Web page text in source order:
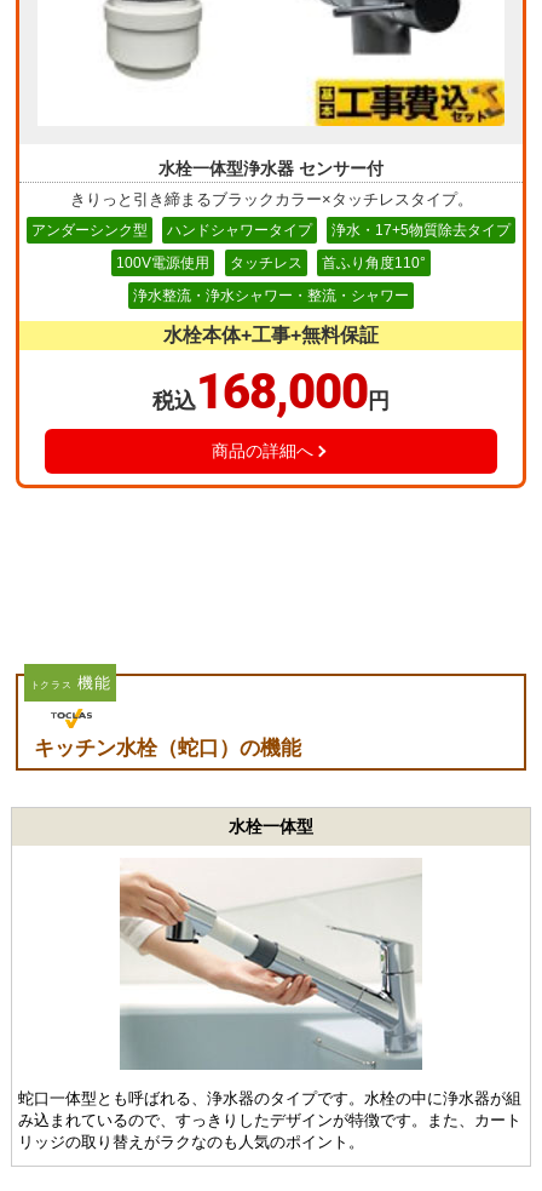
水栓一体型浄水器 センサー付
きりっと引き締まるブラックカラー×タッチレスタイプ。
アンダーシンク型
ハンドシャワータイプ
浄水・17+5物質除去タイプ
100V電源使用
タッチレス
首ふり角度110°
浄水整流・浄水シャワー・整流・シャワー
水栓本体+工事+無料保証
税込168,000 円
商品の詳細へ
トクラス 機能
キッチン水栓（蛇口）の機能
水栓一体型
蛇口一体型とも呼ばれる、浄水器のタイプです。水栓の中に浄水器が組
み込まれているので、すっきりしたデザインが特徴です。また、カート
リッジの取り替えがラクなのも人気のポイント。